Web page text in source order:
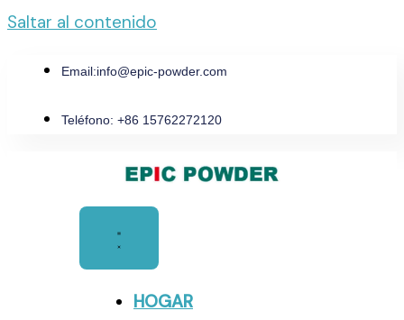
Saltar al contenido
Email:info@epic-powder.com
Teléfono: +86 15762272120
HOGAR